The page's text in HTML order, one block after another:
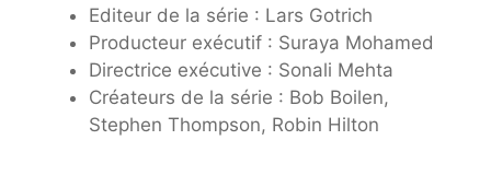
Editeur de la série : Lars Gotrich
Producteur exécutif : Suraya Mohamed
Directrice exécutive : Sonali Mehta
Créateurs de la série : Bob Boilen,
Stephen Thompson, Robin Hilton